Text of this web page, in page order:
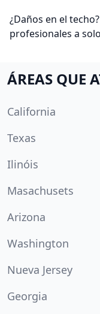
¿Daños en el
profesionales a
ÁREAS QUE
California
Texas
Ilinóis
Masachusets
Arizona
Washington
Nueva Jersey
Georgia